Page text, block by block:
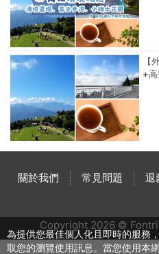
【
+
關於我們 常見問題 退
Copyright 2026 ©
為提供您最佳個人化且即時的服務
取您的瀏覽使用訊息。當您使用本